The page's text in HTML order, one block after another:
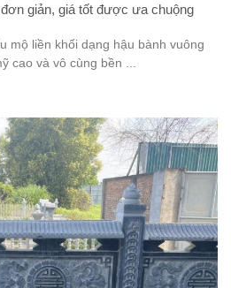
giản, giá tốt được ưa chuộng
mộ liền khối dạng hậu bành vuông
cao và vô cùng bền ...